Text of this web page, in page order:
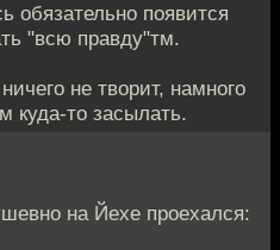
обязательно появится
"всю правду"тм.
не творит, намного
куда-то засылать.
на Йехе проехался: